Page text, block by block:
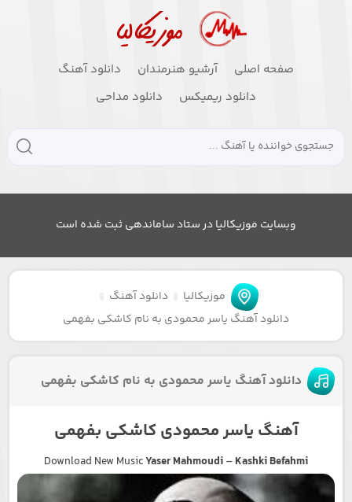
صفحه اصلی آرشیو هنرمندان
دانلود آهنگ
دانلود ریمیکس
دانلود مداحی
وبسایت موزیکالیا در ستاد ساماندهی ثبت شده است
موزیکالیا
دانلود آهنگ
دانلود آهنگ یاسر محمودی به نام کاشکی بفهمی
دانلود آهنگ یاسر محمودی به نام کاشکی بفهمی
آهنگ یاسر محمودی کاشکی بفهمی
Download New MusicYaser Mahmoudi– Kashki Befahmi